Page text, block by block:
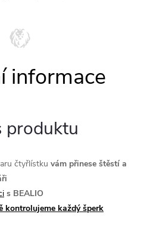
produktu
čtyřlístku vám přinese štěstí a
s BEALIO
kontrolujeme každý šperk